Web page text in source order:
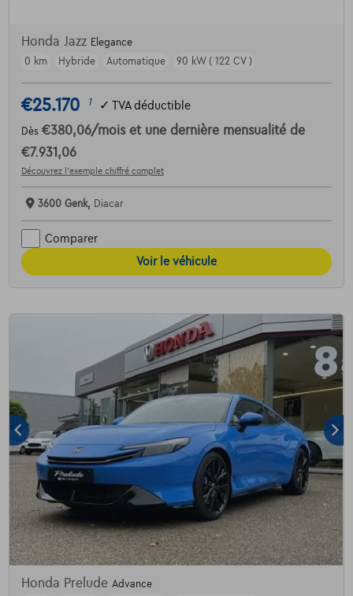
Honda Jazz Elegance
0 km
Hybride Automatique 90 kW ( 122 CV )
€25.170 1 ✓ TVA déductible
Dès €380,06/mois et une dernière mensualité de
€7.931,06
Découvrez l’exemple chiffré complet
3600 Genk, Diacar
Comparer
Voir le véhicule
Honda Prelude Advance